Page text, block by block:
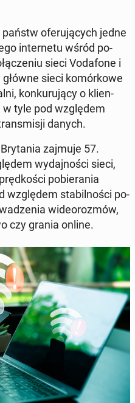
ofe­ru­ją­cych jedne
in­ter­ne­tu wśród po­
sieci Vo­da­fo­ne i
sieci ko­mór­ko­we
kon­ku­ru­ją­cy o klien­
tyle pod wzglę­dem
danych.
zajmuje 57.
wy­daj­no­ści sieci,
po­bie­ra­nia
wzglę­dem sta­bil­no­ści po­
wi­de­oro­zmów,
czy grania online.